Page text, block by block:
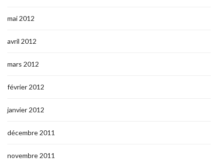
mai 2012
avril 2012
mars 2012
février 2012
janvier 2012
décembre 2011
novembre 2011